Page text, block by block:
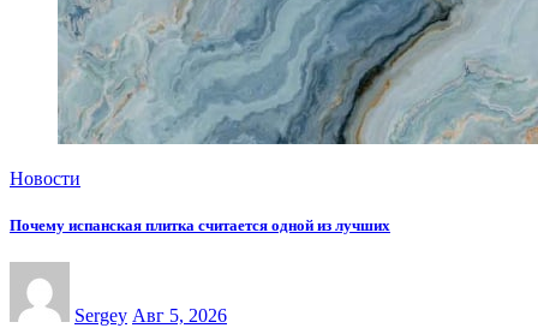
Новости
Почему испанская плитка считается одной из лучших
Sergey Авг 5, 2026